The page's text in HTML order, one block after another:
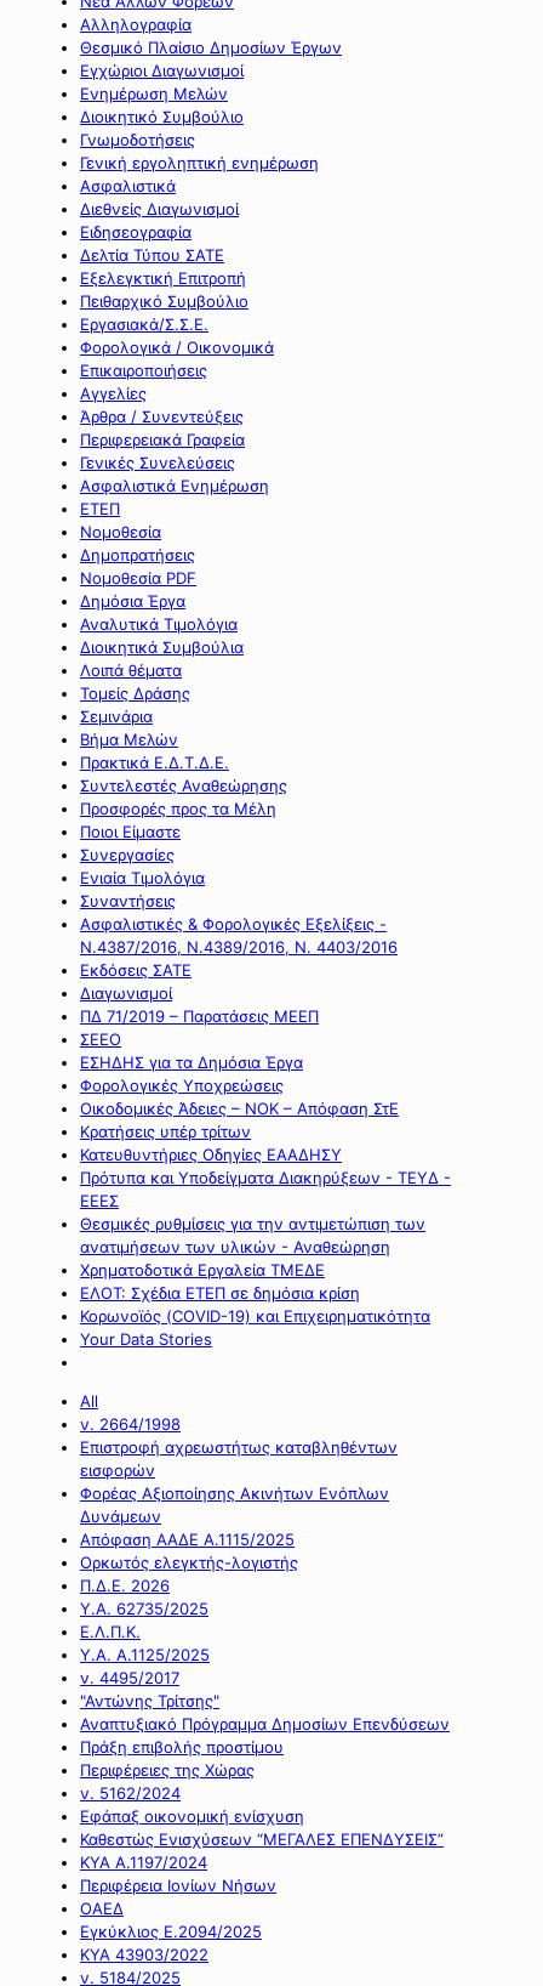
Αλληλογραφία
Θεσμικό Πλαίσιο Δημοσίων Έργων
Εγχώριοι Διαγωνισμοί
Ενημέρωση Μελών
Διοικητικό Συμβούλιο
Γνωμοδοτήσεις
Γενική εργοληπτική ενημέρωση
Ασφαλιστικά
Διεθνείς Διαγωνισμοί
Ειδησεογραφία
Δελτία Τύπου ΣΑΤΕ
Εξελεγκτική Επιτροπή
Πειθαρχικό Συμβούλιο
Εργασιακά/Σ.Σ.Ε.
Φορολογικά / Οικονομικά
Επικαιροποιήσεις
Αγγελίες
Άρθρα / Συνεντεύξεις
Περιφερειακά Γραφεία
Γενικές Συνελεύσεις
Ασφαλιστικά Ενημέρωση
ΕΤΕΠ
Νομοθεσία
Δημοπρατήσεις
Νομοθεσία PDF
Δημόσια Έργα
Αναλυτικά Τιμολόγια
Διοικητικά Συμβούλια
Λοιπά θέματα
Τομείς Δράσης
Σεμινάρια
Βήμα Μελών
Πρακτικά Ε.Δ.Τ.Δ.Ε.
Συντελεστές Αναθεώρησης
Προσφορές προς τα Μέλη
Ποιοι Είμαστε
Συνεργασίες
Ενιαία Τιμολόγια
Συναντήσεις
Ασφαλιστικές & Φορολογικές Εξελίξεις -
Ν.4387/2016, Ν.4389/2016, Ν. 4403/2016
Εκδόσεις ΣΑΤΕ
Διαγωνισμοί
ΠΔ 71/2019 – Παρατάσεις ΜΕΕΠ
ΣΕΕΟ
ΕΣΗΔΗΣ για τα Δημόσια Έργα
Φορολογικές Υποχρεώσεις
Οικοδομικές Άδειες – ΝΟΚ – Απόφαση ΣτΕ
Κρατήσεις υπέρ τρίτων
Κατευθυντήριες Οδηγίες ΕΑΑΔΗΣΥ
Πρότυπα και Υποδείγματα Διακηρύξεων - ΤΕΥΔ -
ΕΕΕΣ
Θεσμικές ρυθμίσεις για την αντιμετώπιση των
ανατιμήσεων των υλικών - Αναθεώρηση
Χρηματοδοτικά Εργαλεία ΤΜΕΔΕ
ΕΛΟΤ: Σχέδια ΕΤΕΠ σε δημόσια κρίση
Κορωνοϊός (COVID-19) και Επιχειρηματικότητα
Your Data Stories
All
ν. 2664/1998
Επιστροφή αχρεωστήτως καταβληθέντων
εισφορών
Φορέας Αξιοποίησης Ακινήτων Ενόπλων
Δυνάμεων
Απόφαση ΑΑΔΕ Α.1115/2025
Ορκωτός ελεγκτής-λογιστής
Π.Δ.Ε. 2026
Υ.Α. 62735/2025
Ε.Λ.Π.Κ.
Υ.Α. Α.1125/2025
ν. 4495/2017
"Αντώνης Τρίτσης"
Αναπτυξιακό Πρόγραμμα Δημοσίων Επενδύσεων
Πράξη επιβολής προστίμου
Περιφέρειες της Χώρας
ν. 5162/2024
Εφάπαξ οικονομική ενίσχυση
Καθεστώς Ενισχύσεων “ΜΕΓΑΛΕΣ ΕΠΕΝΔΥΣΕΙΣ”
ΚΥΑ Α.1197/2024
Περιφέρεια Ιονίων Νήσων
ΟΑΕΔ
Εγκύκλιος Ε.2094/2025
ΚΥΑ 43903/2022
ν. 5184/2025